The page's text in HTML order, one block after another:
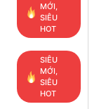
MỚI,
SIÊU
HOT
SIÊU
MỚI,
SIÊU
HOT